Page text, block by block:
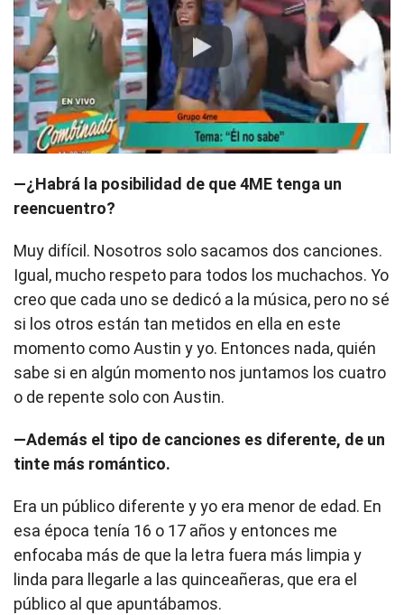
Play
—¿Habrá la posibilidad de que 4ME tenga un
reencuentro?
Muy difícil. Nosotros solo sacamos dos canciones.
Igual, mucho respeto para todos los muchachos. Yo
creo que cada uno se dedicó a la música, pero no sé
si los otros están tan metidos en ella en este
momento como Austin y yo. Entonces nada, quién
sabe si en algún momento nos juntamos los cuatro
o de repente solo con Austin.
—Además el tipo de canciones es diferente, de un
tinte más romántico.
Era un público diferente y yo era menor de edad. En
esa época tenía 16 o 17 años y entonces me
enfocaba más de que la letra fuera más limpia y
linda para llegarle a las quinceañeras, que era el
público al que apuntábamos.